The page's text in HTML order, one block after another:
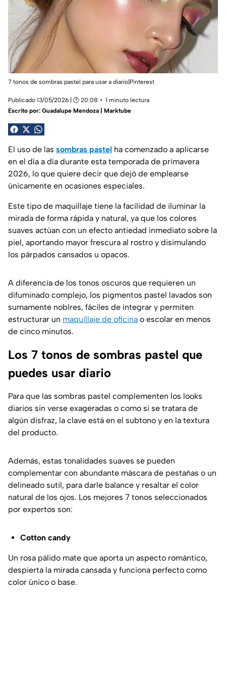
7 tonos de sombras pastel para usar a diario|Pinterest
Publicado 13/05/2026 | 🕑 20:08
1 minuto lectura
Escrito por: Guadalupe Mendoza | Marktube
El uso de las sombras pastel ha comenzado a aplicarse
en el día a día durante esta temporada de primavera
2026, lo que quiere decir que dejó de emplearse
únicamente en ocasiones especiales.
Este tipo de maquillaje tiene la facilidad de iluminar la
mirada de forma rápida y natural, ya que los colores
suaves actúan con un efecto antiedad inmediato sobre la
piel, aportando mayor frescura al rostro y disimulando
los párpados cansados u opacos.
A diferencia de los tonos oscuros que requieren un
difuminado complejo, los pigmentos pastel lavados son
sumamente noblres, fáciles de integrar y permiten
estructurar un maquillaje de oficina o escolar en menos
de cinco minutos.
Los 7 tonos de sombras pastel que
puedes usar diario
Para que las sombras pastel complementen los looks
diarios sin verse exageradas o como si se tratara de
algún disfraz, la clave está en el subtono y en la textura
del producto.
Además, estas tonalidades suaves se pueden
complementar con abundante máscara de pestañas o un
delineado sutil, para darle balance y resaltar el color
natural de los ojos. Los mejores 7 tonos seleccionados
por expertos son:
Cotton candy
Un rosa pálido mate que aporta un aspecto romántico,
despierta la mirada cansada y funciona perfecto como
color único o base.